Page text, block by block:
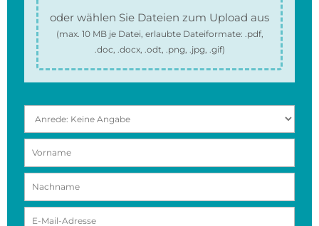
oder wählen Sie Dateien zum Upload aus
(max. 10 MBje Datei, erlaubte Dateiformate: .pdf,
.doc, .docx, .odt, .png, .jpg, .gif)